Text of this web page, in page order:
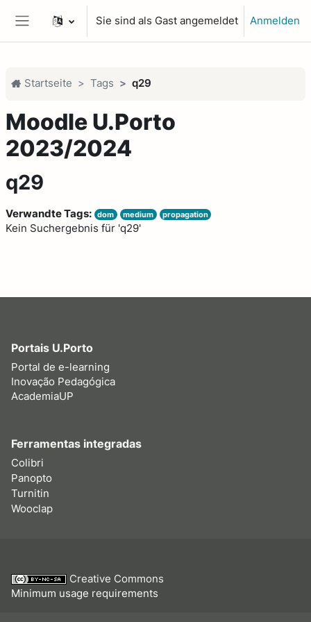
Website-Übersicht
Sie sind als Gast angemeldet Anmelden
Startseite Tags q29
Moodle U.Porto
2023/2024
q29
Verwandte Tags: dom medium propagation
Kein Suchergebnis für 'q29'
Portais U.Porto
Portal de e-learning
Inovação Pedagógica
AcademiaUP
Ferramentas integradas
Colibri
Panopto
Turnitin
Wooclap
Creative Commons
Minimum usage requirements